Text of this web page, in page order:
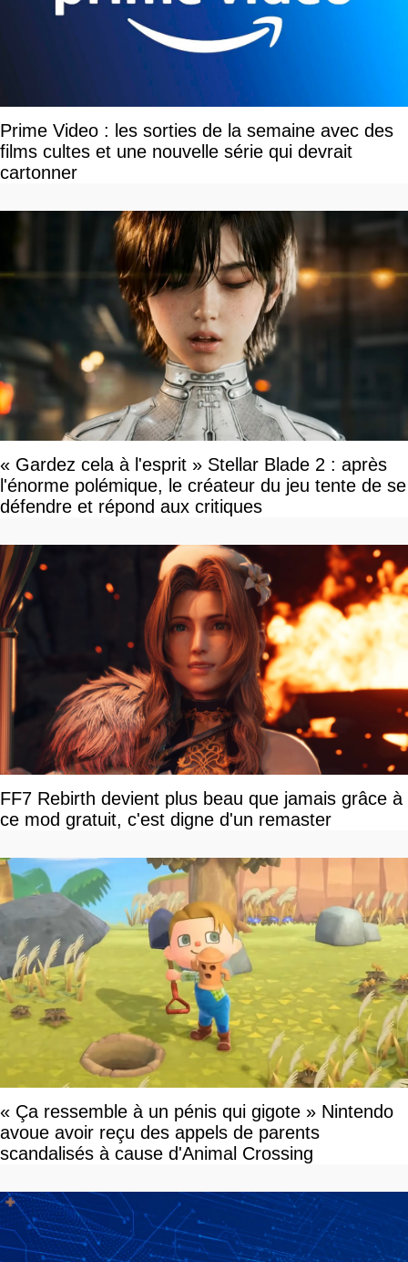
Prime Video : les sorties de la semaine avec des
films cultes et une nouvelle série qui devrait
cartonner
« Gardez cela à l'esprit » Stellar Blade 2 : après
l'énorme polémique, le créateur du jeu tente de se
défendre et répond aux critiques
FF7 Rebirth devient plus beau que jamais grâce à
ce mod gratuit, c'est digne d'un remaster
« Ça ressemble à un pénis qui gigote » Nintendo
avoue avoir reçu des appels de parents
scandalisés à cause d'Animal Crossing